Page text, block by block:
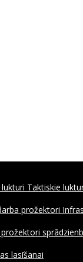
Taktiskie
prožektori
lasīšanai